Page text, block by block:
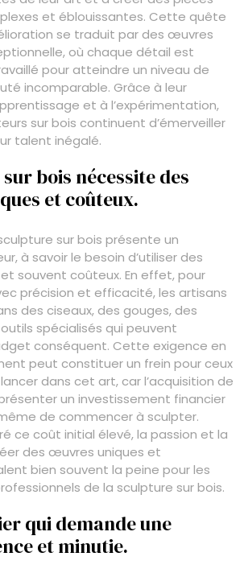
et éblouissantes. Cette quête
se traduit par des œuvres
où chaque détail est
pour atteindre un niveau de
incomparable. Grâce à leur
et à l’expérimentation,
sur bois continuent d’émerveiller
talent inégalé.
bois nécessite des
et coûteux.
sur bois présente un
à savoir le besoin d’utiliser des
souvent coûteux. En effet, pour
précision et efficacité, les artisans
des ciseaux, des gouges, des
spécialisés qui peuvent
conséquent. Cette exigence en
peut constituer un frein pour ceux
dans cet art, car l’acquisition de
un investissement financier
de commencer à sculpter.
ce coût initial élevé, la passion et la
des œuvres uniques et
bien souvent la peine pour les
de la sculpture sur bois.
qui demande une
et minutie.